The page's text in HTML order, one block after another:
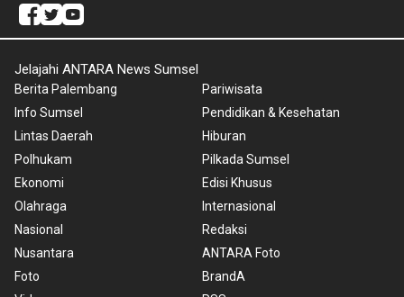
Jelajahi ANTARA News Sumsel
Berita Palembang
Info Sumsel
Lintas Daerah
Polhukam
Ekonomi
Olahraga
Nasional
Nusantara
Foto
Pariwisata
Pendidikan & Kesehatan
Hiburan
Pilkada Sumsel
Edisi Khusus
Internasional
Redaksi
ANTARA Foto
BrandA